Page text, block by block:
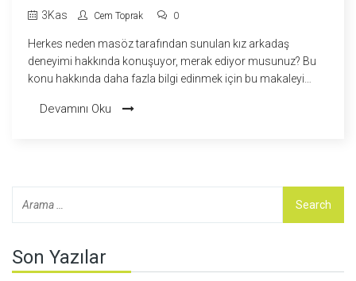
3Kas Cem Toprak 0
Herkes neden masöz tarafından sunulan kız arkadaş
deneyimi hakkında konuşuyor, merak ediyor musunuz? Bu
konu hakkında daha fazla bilgi edinmek için bu makaleyi
çok insanın ilgisini çektiğini detaylı bir şekilde ele alıyorum.
Devamını Oku
Son Yazılar